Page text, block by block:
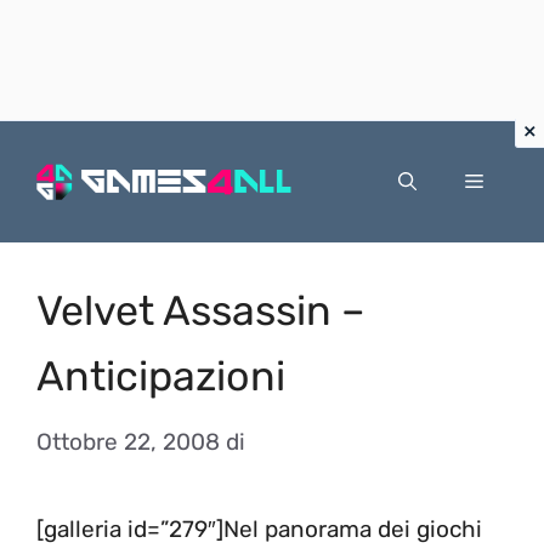
Menu
Velvet Assassin –
Anticipazioni
Ottobre 22, 2008 di
[galleria id=”279″]Nel panorama dei giochi